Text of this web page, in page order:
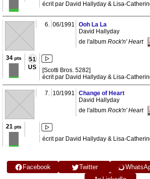
écrit par David Hallyday & Lisa-
6. 06/1991
Ooh La La
David Hallyday
de l'album Rock'n' Heart
34 pts 51
US
[Scotti Bros. 5282]
écrit par David Hallyday & Lisa-
7. 10/1991
Change of Heart
David Hallyday
de l'album Rock'n' Heart
21 pts
écrit par David Hallyday & Lisa-
Facebook Twitter